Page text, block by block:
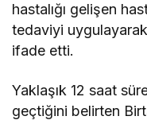
hastalığı gelişen
tedaviyi
ifade etti.
Yaklaşık 12 saat
geçtiğini belirten